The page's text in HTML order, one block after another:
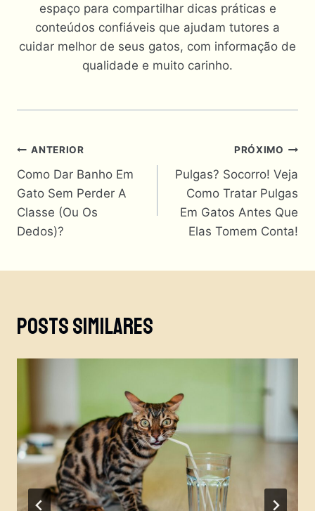
espaço para compartilhar dicas práticas e
conteúdos confiáveis que ajudam tutores a
cuidar melhor de seus gatos, com informação de
qualidade e muito carinho.
Navegação
De
Post
ANTERIOR
Como Dar Banho Em
Gato Sem Perder A
Classe (Ou Os
Dedos)?
PRÓXIMO
Pulgas? Socorro! Veja
Como Tratar Pulgas
Em Gatos Antes Que
Elas Tomem Conta!
Posts Similares